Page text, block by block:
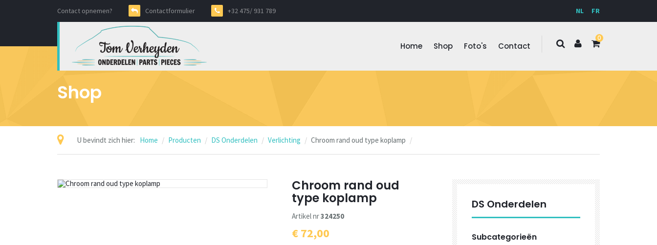
Contact opnemen? Contactformulier +32 475/ 931 789 NL FR
0
Home Shop Foto's Contact
Shop
U bevindt zich hier: Home Producten DS Onderdelen Verlichting Chroom rand oud type koplamp
Chroom rand oud
type koplamp
Artikel nr324250
€ 72,00
DS Onderdelen
Subcategorieën